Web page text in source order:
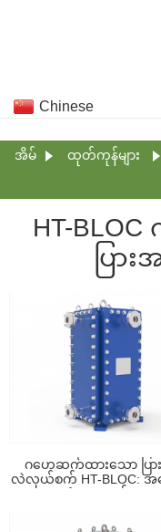
Chinese
အိမ် ထုတ်ကုန်များ
HT-
ပြ
ဂဟေဆက်ထားသော ပြာ
လဲလှယ်စက် HT-BLOC: အ